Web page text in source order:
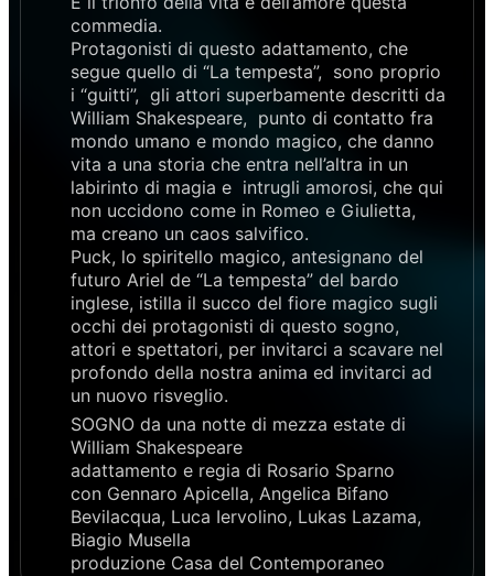
commedia.
Protagonisti di questo adattamento, che
segue quello di “La tempesta”, sono proprio
i “guitti”, gli attori superbamente descritti da
William Shakespeare, punto di contatto fra
mondo umano e mondo magico, che danno
vita a una storia che entra nell’altra in un
labirinto di magia e intrugli amorosi, che qui
non uccidono come in Romeo e Giulietta,
ma creano un caos salvifico.
Puck, lo spiritello magico, antesignano del
futuro Ariel de “La tempesta” del bardo
inglese, istilla il succo del fiore magico sugli
occhi dei protagonisti di questo sogno,
attori e spettatori, per invitarci a scavare nel
profondo della nostra anima ed invitarci ad
un nuovo risveglio.
SOGNO da una notte di mezza estate di
William Shakespeare
adattamento e regia di Rosario Sparno
con Gennaro Apicella, Angelica Bifano
Bevilacqua, Luca Iervolino, Lukas Lazama,
Biagio Musella
produzione Casa del Contemporaneo